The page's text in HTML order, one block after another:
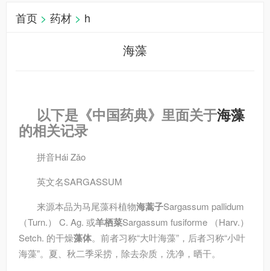
首页 > 药材 > h
海藻
以下是《中国药典》里面关于海藻
的相关记录
拼音Hái Zǎo
英文名SARGASSUM
来源本品为马尾藻科植物海蒿子Sargassum pallidum
（Turn.） C. Ag. 或羊栖菜Sargassum fusiforme （Harv.）
Setch. 的干燥藻体。前者习称“大叶海藻”，后者习称“小叶
海藻”。夏、秋二季采捞，除去杂质，洗净，晒干。